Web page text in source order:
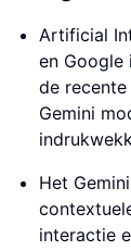
Artificial
en Google
de
Gemini
Het
interactie